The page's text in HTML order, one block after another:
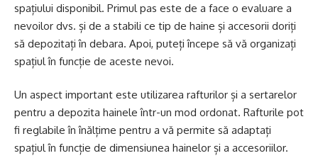
spațiului disponibil. Primul pas este de a face o evaluare a
nevoilor dvs. și de a stabili ce tip de haine și accesorii doriți
să depozitați în debara. Apoi, puteți începe să vă organizați
spațiul în funcție de aceste nevoi.
Un aspect important este utilizarea rafturilor și a sertarelor
pentru a depozita hainele într-un mod ordonat. Rafturile pot
fi reglabile în înălțime pentru a vă permite să adaptați
spațiul în funcție de dimensiunea hainelor și a accesoriilor.